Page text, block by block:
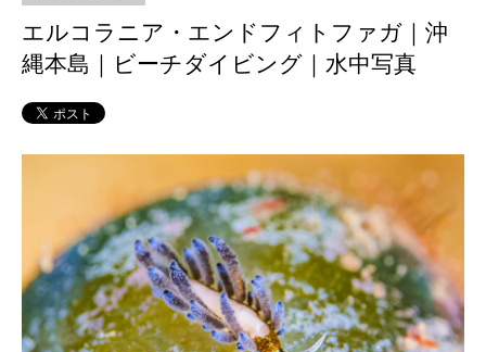
エルコラニア・エンドフィトファガ｜沖
縄本島｜ビーチダイビング｜水中写真